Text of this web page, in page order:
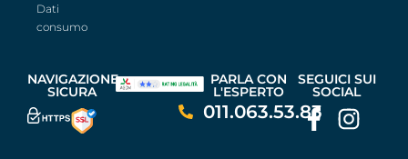
Dati
consumo
NAVIGAZIONE
SICURA
PARLA CON
L'ESPERTO
011.063.53.83
SEGUICI SUI
SOCIAL